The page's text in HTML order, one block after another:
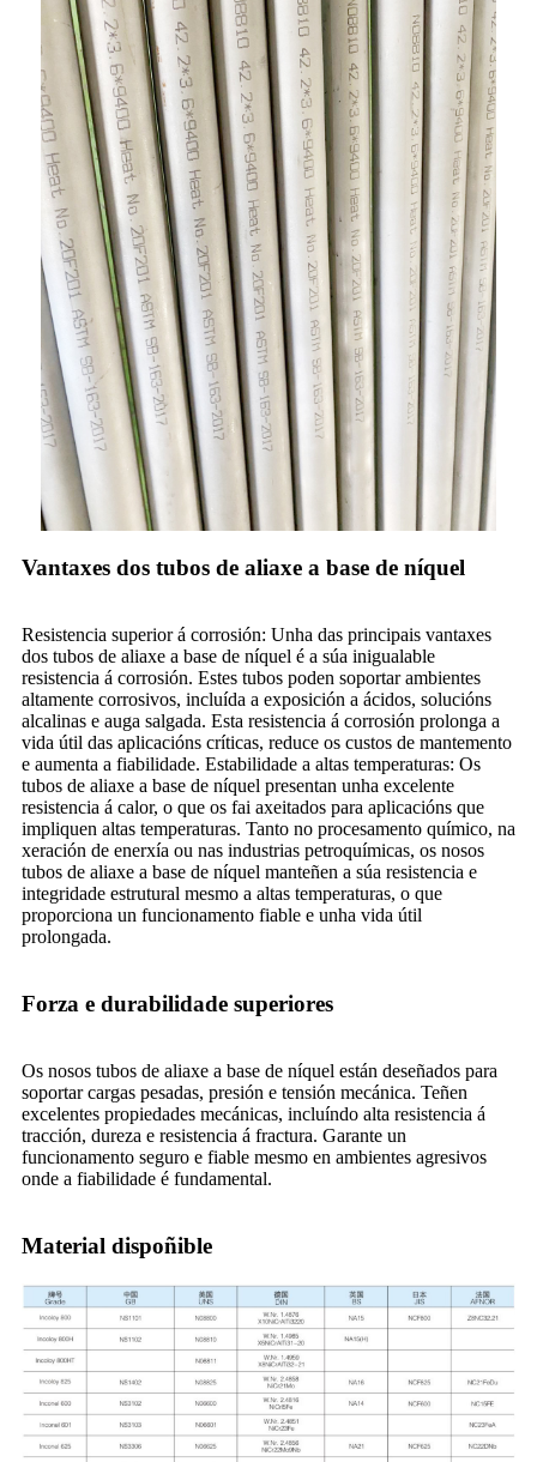
Vantaxes dos tubos de aliaxe a base de níquel
Resistencia superior á corrosión: Unha das principais vantaxes
dos tubos de aliaxe a base de níquel é a súa inigualable
resistencia á corrosión. Estes tubos poden soportar ambientes
altamente corrosivos, incluída a exposición a ácidos, solucións
alcalinas e auga salgada. Esta resistencia á corrosión prolonga a
vida útil das aplicacións críticas, reduce os custos de mantemento
e aumenta a fiabilidade. Estabilidade a altas temperaturas: Os
tubos de aliaxe a base de níquel presentan unha excelente
resistencia á calor, o que os fai axeitados para aplicacións que
impliquen altas temperaturas. Tanto no procesamento químico, na
xeración de enerxía ou nas industrias petroquímicas, os nosos
tubos de aliaxe a base de níquel manteñen a súa resistencia e
integridade estrutural mesmo a altas temperaturas, o que
proporciona un funcionamento fiable e unha vida útil
prolongada.
Forza e durabilidade superiores
Os nosos tubos de aliaxe a base de níquel están deseñados para
soportar cargas pesadas, presión e tensión mecánica. Teñen
excelentes propiedades mecánicas, incluíndo alta resistencia á
tracción, dureza e resistencia á fractura. Garante un
funcionamento seguro e fiable mesmo en ambientes agresivos
onde a fiabilidade é fundamental.
Material dispoñible